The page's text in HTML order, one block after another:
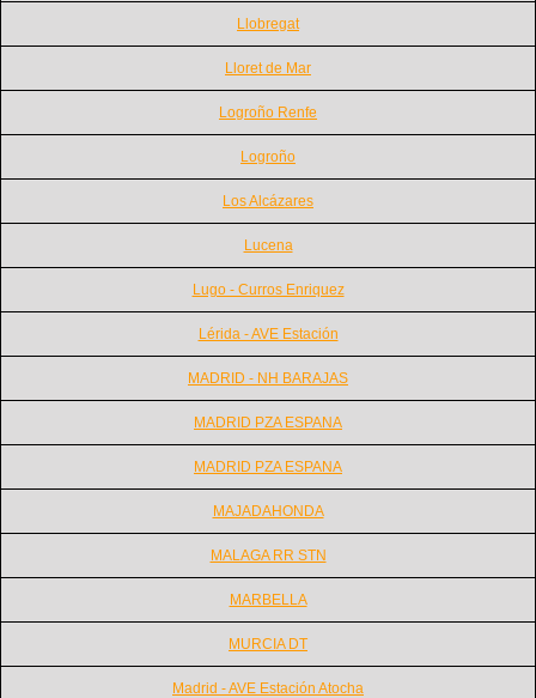
Llobregat
Lloret de Mar
Logroño Renfe
Logroño
Los Alcázares
Lucena
Lugo - Curros Enriquez
Lérida - AVE Estación
MADRID - NH BARAJAS
MADRID PZA ESPANA
MADRID PZA ESPANA
MAJADAHONDA
MALAGA RR STN
MARBELLA
MURCIA DT
Madrid - AVE Estación Atocha